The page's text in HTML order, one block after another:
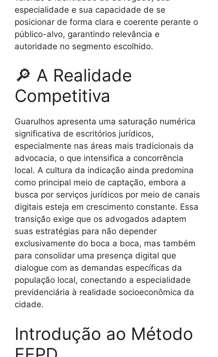
especialidade e sua capacidade de se
posicionar de forma clara e coerente perante o
público-alvo, garantindo relevância e
autoridade no segmento escolhido.
🔎 A Realidade
Competitiva
Guarulhos apresenta uma saturação numérica
significativa de escritórios jurídicos,
especialmente nas áreas mais tradicionais da
advocacia, o que intensifica a concorrência
local. A cultura da indicação ainda predomina
como principal meio de captação, embora a
busca por serviços jurídicos por meio de canais
digitais esteja em crescimento constante. Essa
transição exige que os advogados adaptem
suas estratégias para não depender
exclusivamente do boca a boca, mas também
para consolidar uma presença digital que
dialogue com as demandas específicas da
população local, conectando a especialidade
previdenciária à realidade socioeconômica da
cidade.
Introdução ao Método